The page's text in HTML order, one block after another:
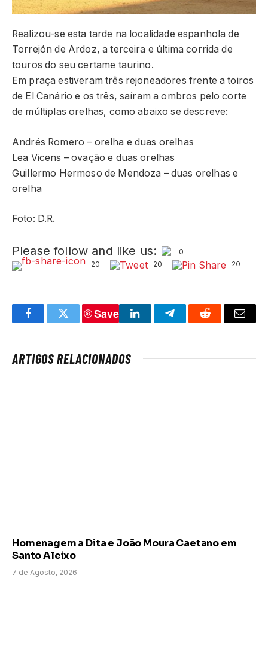
Realizou-se esta tarde na localidade espanhola de
Torrejón de Ardoz, a terceira e última corrida de
touros do seu certame taurino.
Em praça estiveram três rejoneadores frente a toiros
de El Canário e os três, saíram a ombros pelo corte
de múltiplas orelhas, como abaixo se descreve:
Andrés Romero – orelha e duas orelhas
Lea Vicens – ovação e duas orelhas
Guillermo Hermoso de Mendoza – duas orelhas e
orelha
Foto: D.R.
Please follow and like us:
0
20
20 20
FacebookTwitter
Save
LinkedInTelegramReddit Email
ARTIGOS RELACIONADOS
Homenagem a Dita e João Moura Caetano em
Santo Aleixo
7 de Agosto, 2026